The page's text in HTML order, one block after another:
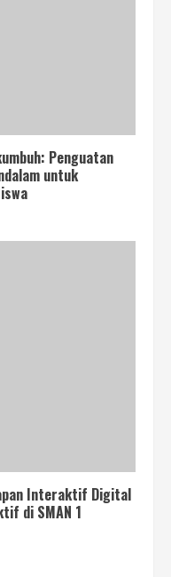
Penguatan
untuk
Interaktif Digital
di SMAN 1